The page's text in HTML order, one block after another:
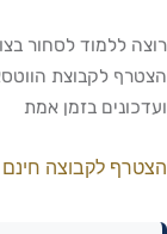
רוצה ללמוד לסחור
הצטרף לקבוצת
ועדכונים בזמן אמת
הצטרף לקבוצה